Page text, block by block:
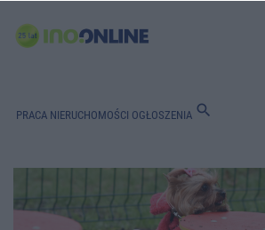
PRACA NIERUCHOMOŚCI OGŁOSZENIA search